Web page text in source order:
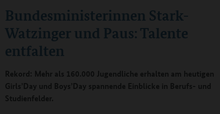
Bundesministerinnen Stark-
Watzinger und Paus: Talente
entfalten
Rekord: Mehr als 160.000 Jugendliche erhalten am heutigen
Girls’Day und Boys’Day spannende Einblicke in Berufs- und
Studienfelder.